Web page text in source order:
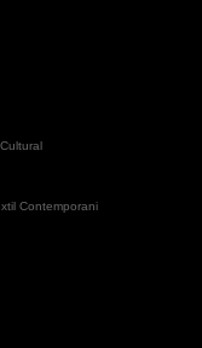
Contemporani